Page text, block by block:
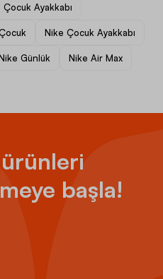
Çocuk Ayakkabı
Nike Çocuk Ayakkabı
Günlük Nike Air Max
başla!